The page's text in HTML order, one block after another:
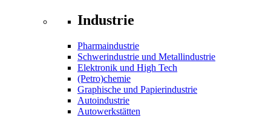
Industrie
Pharmaindustrie
Schwerindustrie und Metallindustrie
Elektronik und High Tech
(Petro)chemie
Graphische und Papierindustrie
Autoindustrie
Autowerkstätten